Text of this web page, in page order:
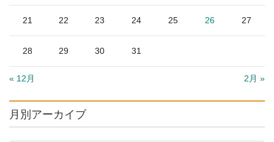
21 22 23 24 25 26 27
28 29 30 31
« 12月 2月 »
月別アーカイブ